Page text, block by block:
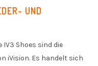
UND
Shoes sind die
iVision. Es handelt sich